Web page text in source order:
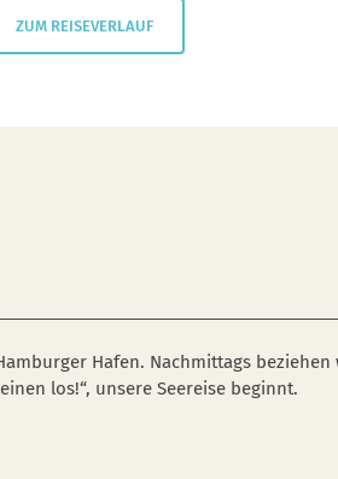
ZUM REISEVERLAUF
Hafen. Nachmittags
los!“, unsere Seereise beginnt.